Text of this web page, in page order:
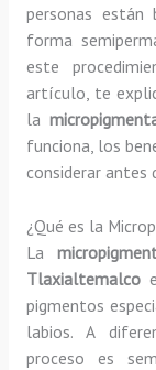
personas están
forma
este
artículo, te
la
funciona, los
considerar antes
¿Qué es la
La
Tlaxialtemalco
pigmentos
labios. A
proceso es